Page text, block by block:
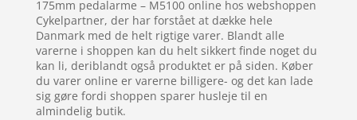
175mm pedalarme – M5100 online hos webshoppen
Cykelpartner, der har forstået at dække hele
Danmark med de helt rigtige varer. Blandt alle
varerne i shoppen kan du helt sikkert finde noget du
kan li, deriblandt også produktet er på siden. Køber
du varer online er varerne billigere- og det kan lade
sig gøre fordi shoppen sparer husleje til en
almindelig butik.